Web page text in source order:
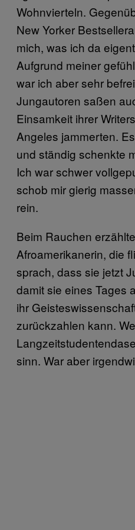
Wohnvierteln.
New Yorker
mich, was ich da
Aufgrund meiner
war ich aber sehr
Jungautoren saßen
Einsamkeit ihrer
Angeles jammerten.
und ständig schenkte
Ich war schwer
schob mir gierig
rein.
Beim Rauchen
Afroamerikanerin, die
sprach, dass sie jetzt
damit sie eines Tages
ihr
zurückzahlen kann.
sinn. War aber